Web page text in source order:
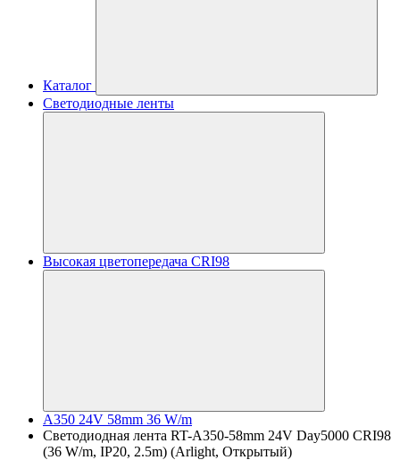
Каталог
Светодиодные ленты
Высокая цветопередача CRI98
A350 24V 58mm 36 W/m
Светодиодная лента RT-A350-58mm 24V Day5000 CRI98
(36 W/m, IP20, 2.5m) (Arlight, Открытый)